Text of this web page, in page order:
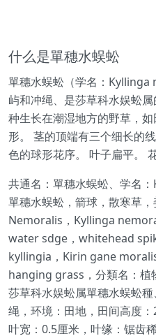
什么是單穗水蜈蚣
單穗水蜈蚣（学名：
屿和冲绳、是莎草科水娱蚣
种生长在潮湿地方的野草，
形。 茎的顶端有三个细长的
色的球形花序。 叶子扁平。
共通名：單穗水蜈蚣、学名
單穗水蜈蚣，箭球，散寒草
Nemoralis，Kyllinga
water sdge，whitehead
kyllingia，Kirin gane
hanging grass，分類名：植
莎草科水娱蚣属單穗水蜈蚣
绳，环境：田地，田间高度
叶宽：0.5厘米，叶缘：锯齿